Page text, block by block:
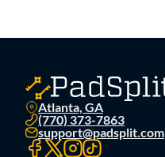
Atlanta, GA
(770) 373-7863
support@padsplit.com